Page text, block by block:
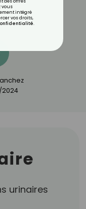
2024
urinaires
vous
intégré
vos droits,
.